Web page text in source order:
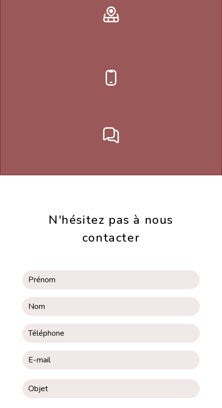
N'hésitez pas à nous
contacter